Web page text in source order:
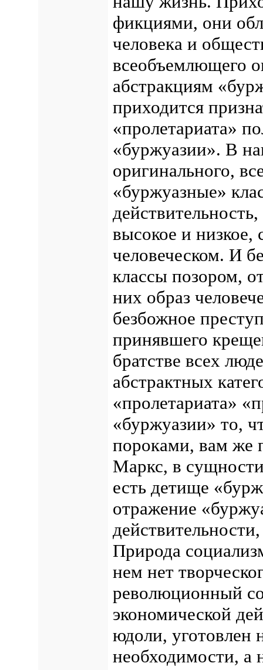
фикциями, они
человека и
всеобъемлющего
абстракциям
приходится
«пролетариата»
«буржуазии». В
оригинального,
«буржуазные»
высокое и низкое,
человеческом. И
классы позором,
них образ
безбожное
принявшего
братстве всех
абстрактных
«пролетариата»
«буржуазии» то,
пороками, вам же
Маркс, в
есть детище
отражение
Природа
нем нет
революционный
экономической
юдоли, уготовлен
необходимости, а